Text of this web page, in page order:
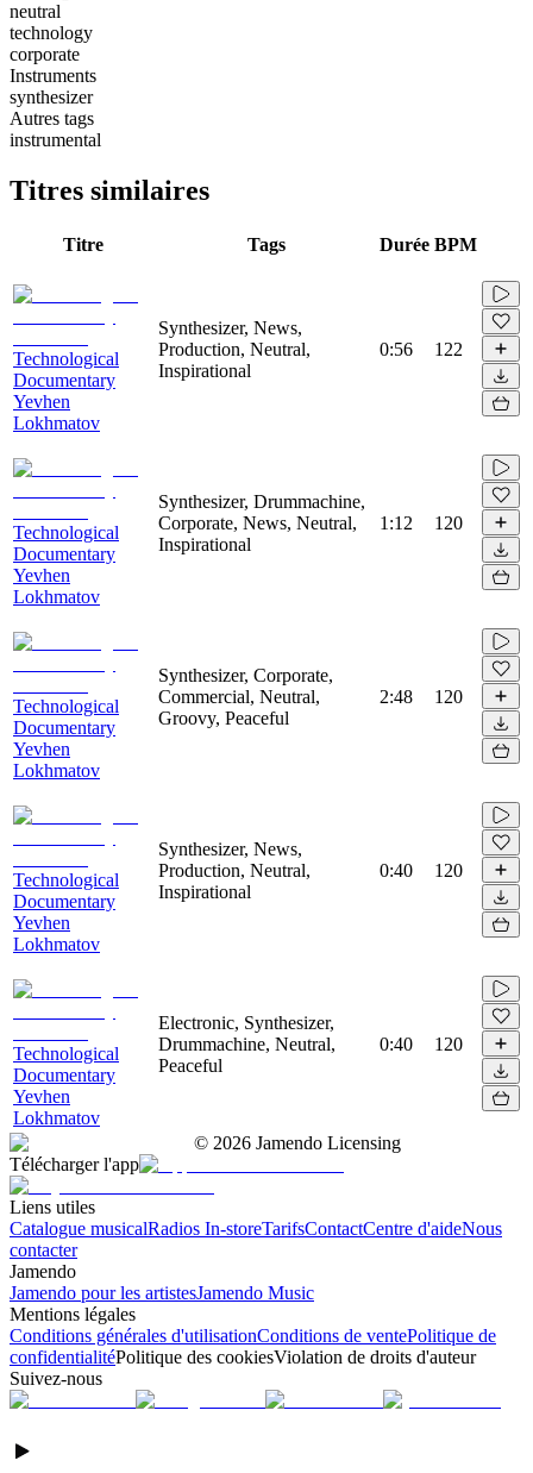
neutral
technology
corporate
Instruments
synthesizer
Autres tags
instrumental
Titres similaires
Titre Tags Durée BPM
Technological
Documentary
Yevhen
Lokhmatov
Synthesizer, News,
Production, Neutral,
Inspirational
0:56 122
Technological
Documentary
Yevhen
Lokhmatov
Synthesizer, Drummachine,
Corporate, News, Neutral,
Inspirational
1:12 120
Technological
Documentary
Yevhen
Lokhmatov
Synthesizer, Corporate,
Commercial, Neutral,
Groovy, Peaceful
2:48 120
Technological
Documentary
Yevhen
Lokhmatov
Synthesizer, News,
Production, Neutral,
Inspirational
0:40 120
Technological
Documentary
Yevhen
Lokhmatov
Electronic, Synthesizer,
Drummachine, Neutral,
Peaceful
0:40 120
© 2026 Jamendo Licensing
Télécharger l'app
Liens utiles
Catalogue musicalRadios In-storeTarifsContactCentre d'aideNous
contacter
Jamendo
Jamendo pour les artistesJamendo Music
Mentions légales
Conditions générales d'utilisationConditions de ventePolitique de
confidentialitéPolitique des cookiesViolation de droits d'auteur
Suivez-nous